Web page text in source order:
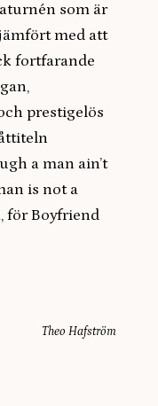
som är
med att
fortfarande
prestigelös
a man ain’t
is not a
för Boyfriend
Theo Hafström